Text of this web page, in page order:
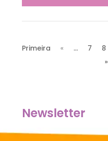
Primeira
« ... 7 8
»
Newsletter